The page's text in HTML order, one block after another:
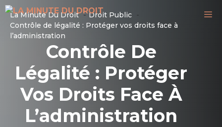
Aller
au
contenu
La Minute Du Droit
Droit Public
Contrôle de légalité : Protéger vos droits face à
l’administration
Contrôle De
Légalité : Protéger
Vos Droits Face À
L’administration